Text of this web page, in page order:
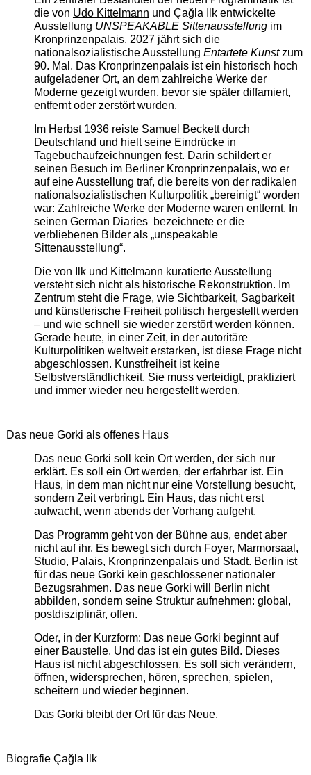
die von Udo Kittelmann und Çağla Ilk entwickelte
Ausstellung UNSPEAKABLE Sittenausstellungim
Kronprinzenpalais. 2027 jährt sich die
nationalsozialistische Ausstellung Entartete Kunstzum
90. Mal. Das Kronprinzenpalais ist ein historisch hoch
aufgeladener Ort, an dem zahlreiche Werke der
Moderne gezeigt wurden, bevor sie später diffamiert,
entfernt oder zerstört wurden.
Im Herbst 1936 reiste Samuel Beckett durch
Deutschland und hielt seine Eindrücke in
Tagebuchaufzeichnungen fest. Darin schildert er
seinen Besuch im Berliner Kronprinzenpalais, wo er
auf eine Ausstellung traf, die bereits von der radikalen
nationalsozialistischen Kulturpolitik „bereinigt“ worden
war: Zahlreiche Werke der Moderne waren entfernt. In
seinen German Diaries bezeichnete er die
verbliebenen Bilder als „unspeakable
Sittenausstellung“.
Die von Ilk und Kittelmann kuratierte Ausstellung
versteht sich nicht als historische Rekonstruktion. Im
Zentrum steht die Frage, wie Sichtbarkeit, Sagbarkeit
und künstlerische Freiheit politisch hergestellt werden
– und wie schnell sie wieder zerstört werden können.
Gerade heute, in einer Zeit, in der autoritäre
Kulturpolitiken weltweit erstarken, ist diese Frage nicht
abgeschlossen. Kunstfreiheit ist keine
Selbstverständlichkeit. Sie muss verteidigt, praktiziert
und immer wieder neu hergestellt werden.
Das neue Gorki als offenes Haus
Das neue Gorki soll kein Ort werden, der sich nur
erklärt. Es soll ein Ort werden, der erfahrbar ist. Ein
Haus, in dem man nicht nur eine Vorstellung besucht,
sondern Zeit verbringt. Ein Haus, das nicht erst
aufwacht, wenn abends der Vorhang aufgeht.
Das Programm geht von der Bühne aus, endet aber
nicht auf ihr. Es bewegt sich durch Foyer, Marmorsaal,
Studio, Palais, Kronprinzenpalais und Stadt. Berlin ist
für das neue Gorki kein geschlossener nationaler
Bezugsrahmen. Das neue Gorki will Berlin nicht
abbilden, sondern seine Struktur aufnehmen: global,
postdisziplinär, offen.
Oder, in der Kurzform: Das neue Gorki beginnt auf
einer Baustelle. Und das ist ein gutes Bild. Dieses
Haus ist nicht abgeschlossen. Es soll sich verändern,
öffnen, widersprechen, hören, sprechen, spielen,
scheitern und wieder beginnen.
Das Gorki bleibt der Ort für das Neue.
Biografie Çağla Ilk